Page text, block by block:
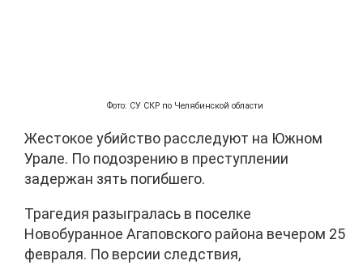
Фото: СУ СКР по Челябинской области
Жестокое убийство расследуют на Южном
Урале. По подозрению в преступлении
задержан зять погибшего.
Трагедия разыгралась в поселке
Новобуранное Агаповского района вечером 25
февраля. По версии следствия,